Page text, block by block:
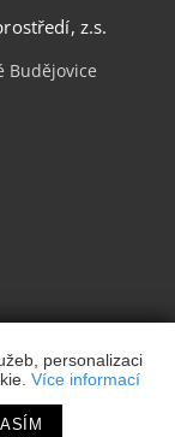
personalizaci
Více informací
z.s.
Budějovice
Toolkit-